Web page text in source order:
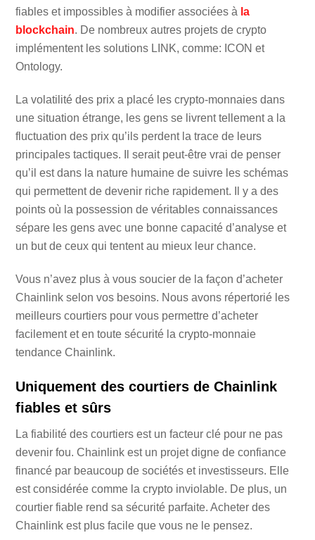
fiables et impossibles à modifier associées à la
blockchain. De nombreux autres projets de crypto
implémentent les solutions LINK, comme: ICON et
Ontology.
La volatilité des prix a placé les crypto-monnaies dans
une situation étrange, les gens se livrent tellement a la
fluctuation des prix qu’ils perdent la trace de leurs
principales tactiques. Il serait peut-être vrai de penser
qu’il est dans la nature humaine de suivre les schémas
qui permettent de devenir riche rapidement. Il y a des
points où la possession de véritables connaissances
sépare les gens avec une bonne capacité d’analyse et
un but de ceux qui tentent au mieux leur chance.
Vous n’avez plus à vous soucier de la façon d’acheter
Chainlink selon vos besoins. Nous avons répertorié les
meilleurs courtiers pour vous permettre d’acheter
facilement et en toute sécurité la crypto-monnaie
tendance Chainlink.
Uniquement des courtiers de Chainlink
fiables et sûrs
La fiabilité des courtiers est un facteur clé pour ne pas
devenir fou. Chainlink est un projet digne de confiance
financé par beaucoup de sociétés et investisseurs. Elle
est considérée comme la crypto inviolable. De plus, un
courtier fiable rend sa sécurité parfaite. Acheter des
Chainlink est plus facile que vous ne le pensez.